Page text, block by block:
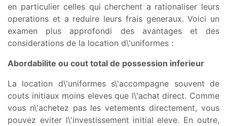
en particulier celles qui cherchent a rationaliser leurs
operations et a reduire leurs frais generaux. Voici un
examen plus approfondi des avantages et des
considerations de la location d\'uniformes :
Abordabilite ou cout total de possession inferieur
La location d\'uniformes s\'accompagne souvent de
couts initiaux moins eleves que l\'achat direct. Comme
vous n\'achetez pas les vetements directement, vous
pouvez eviter l\'investissement initial eleve. En outre,